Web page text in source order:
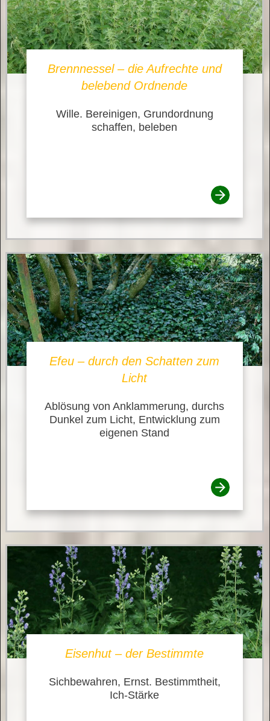
Brennnessel – die Aufrechte und
belebend Ordnende
Wille. Bereinigen, Grundordnung
schaffen, beleben
Efeu – durch den Schatten zum
Licht
Ablösung von Anklammerung, durchs
Dunkel zum Licht, Entwicklung zum
eigenen Stand
Eisenhut – der Bestimmte
Sichbewahren, Ernst. Bestimmtheit,
Ich-Stärke